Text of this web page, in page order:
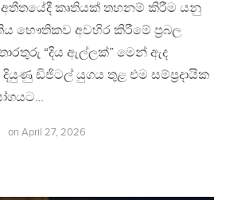
අතීතයේදී කෘතියක් තහනම් කිරීම යනු
භෞතිකව අවහිර කිරීමේ ප්‍රබල
“දිය ඇල්ලක්” මෙන් ඇද
ඩිජිටල් යුගය තුළ එම සම්ප්‍රදායික
on April 27, 2026